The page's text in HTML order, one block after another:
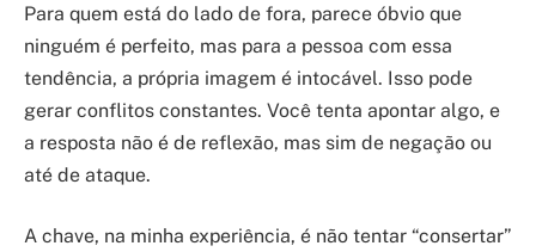
Para quem está do lado de fora, parece óbvio que
ninguém é perfeito, mas para a pessoa com essa
tendência, a própria imagem é intocável. Isso pode
gerar conflitos constantes. Você tenta apontar algo, e
a resposta não é de reflexão, mas sim de negação ou
até de ataque.
A chave, na minha experiência, é não tentar “consertar”